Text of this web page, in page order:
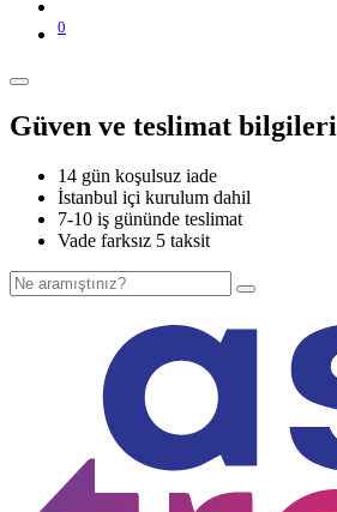
0
Güven ve teslimat bilgileri
14 gün koşulsuz iade
İstanbul içi kurulum dahil
7-10 iş gününde teslimat
Vade farksız 5 taksit